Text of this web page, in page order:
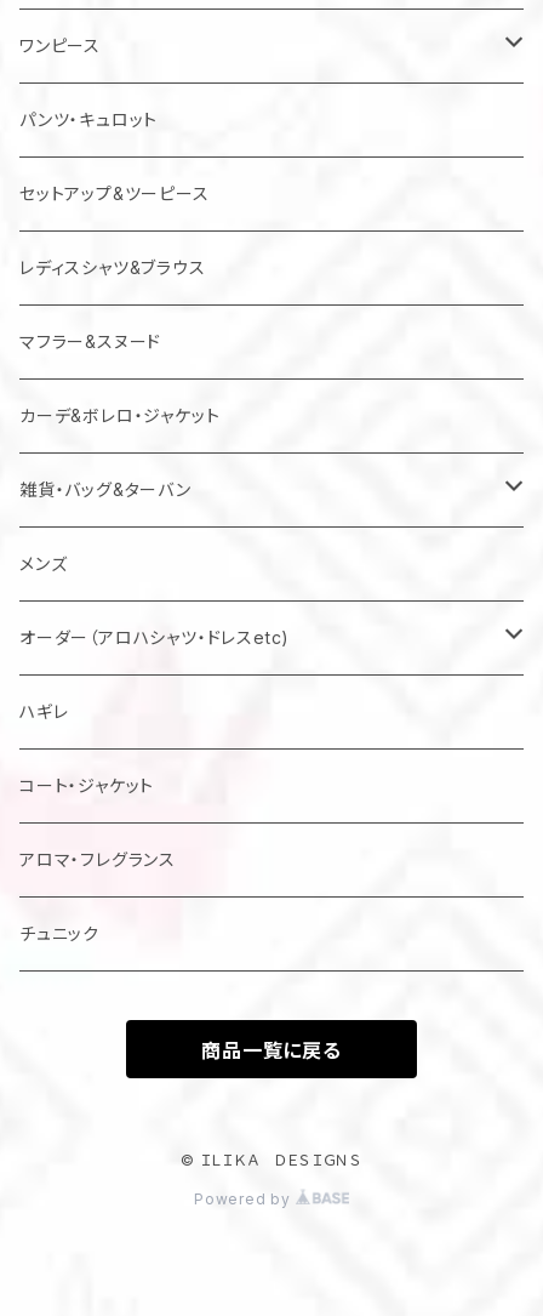
ワンピース
チュニック
ジャンパースカート
パンツ・キュロット
セットアップ&ツーピース
レディスシャツ&ブラウス
マフラー&スヌード
カーデ&ボレロ・ジャケット
雑貨・バッグ&ターバン
バッグ
マスク
メンズ
オーダー（アロハシャツ・ドレスetc)
メンズアロハシャツ他
レディスドレス・シャツ他
ハギレ
コート・ジャケット
アロマ・フレグランス
チュニック
商品一覧に戻る
© ＩＬＩＫＡ ＤＥＳＩＧＮＳ
Powered by